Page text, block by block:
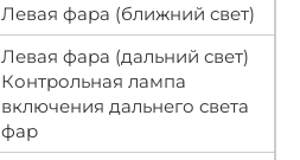
Левая фара (ближний свет)
Левая фара (дальний свет)
Контрольная лампа
включения дальнего света
фар